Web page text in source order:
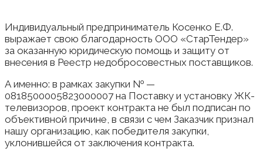
Индивидуальный предприниматель Косенко Е.Ф.
выражает свою благодарность ООО «СтарТендер»
за оказанную юридическую помощь и защиту от
внесения в Реестр недобросовестных поставщиков.
А именно: в рамках закупки № —
0818500005823000007 на Поставку и установку ЖК-
телевизоров, проект контракта не был подписан по
объективной причине, в связи с чем Заказчик признал
нашу организацию, как победителя закупки,
уклонившейся от заключения контракта.